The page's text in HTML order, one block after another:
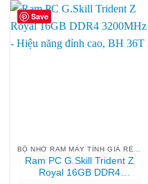
Save
Ram PC G.Skill Trident Z
Royal 16GB DDR4